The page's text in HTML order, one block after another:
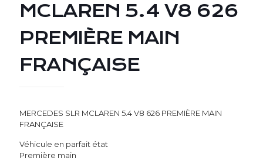
MCLAREN 5.4 V8 626
PREMIÈRE MAIN
FRANÇAISE
MERCEDES SLR MCLAREN 5.4 V8 626 PREMIÈRE MAIN
FRANÇAISE
Véhicule en parfait état
Première main